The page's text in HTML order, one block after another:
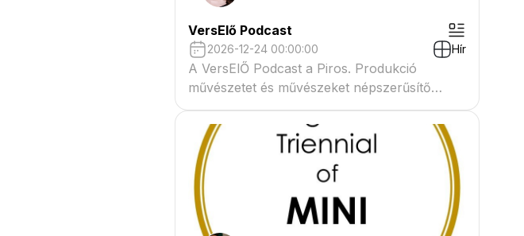
VersElő Podcast
2026-12-24 00:00:00 Hír
A VersElŐ Podcast a Piros. Produkció
művészetet és művészeket népszerűsítő
beszélgető műsora